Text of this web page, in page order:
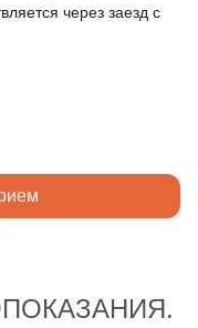
через заезд с